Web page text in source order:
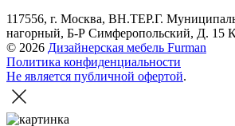
117556, г. Москва, ВН.ТЕР.Г.
нагорный, Б-Р Симферопольский, Д. 15
© 2026 Дизайнерская мебель Furman
Политика конфиденциальности
Не является публичной офертой.